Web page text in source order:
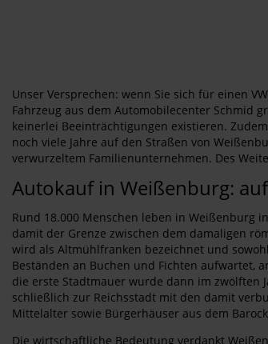
Unser Versprechen: wenn Sie sich für einen
Fahrzeug aus dem Automobilecenter Schmid
keinerlei Beeinträchtigungen existieren.
noch viele Jahre auf den Straßen von
verwurzeltem Familienunternehmen. Des
Autokauf in Weißenburg:
Rund 18.000 Menschen leben in Weißenburg
damit der Grenze zwischen dem damaligen
wird als Altmühlfranken bezeichnet und
Beständen an Buchen und Fichten aufwartet,
die erste Stadtmauer wurde dann im zwölften
schließlich zur Reichsstadt mit den damit
Mittelalter sowie Bürgerhäuser aus dem
Die wirtschaftliche Bedeutung verdankt